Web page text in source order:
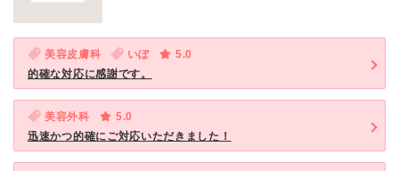
美容皮膚科 いぼ
5.0
的確な対応に感謝です。
美容外科
5.0
迅速かつ的確にご対応いただきました！